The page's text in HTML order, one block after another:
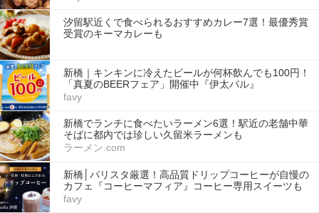
汐留駅近くで食べられるおすすめカレー7選！最優秀賞
受賞のキーマカレーも
新橋｜キンキンに冷えたビールが何杯飲んでも100円！
「真夏のBEERフェア」開催中『伊太バル』
favy
新橋でランチに食べたいラーメン6選！駅近の老舗中華
そばに都内では珍しい久留米ラーメンも
ラーメン.com
新橋│バリスタ厳選！高品質ドリップコーヒーが自慢の
カフェ『コーヒーマフィア』コーヒー専用スイーツも
favy